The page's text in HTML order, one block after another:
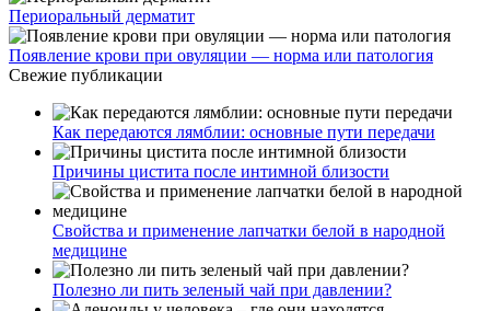
Периоральный дерматит
Появление крови при овуляции — норма или патология
Свежие публикации
Как передаются лямблии: основные пути передачи
Причины цистита после интимной близости
Свойства и применение лапчатки белой в народной
медицине
Полезно ли пить зеленый чай при давлении?